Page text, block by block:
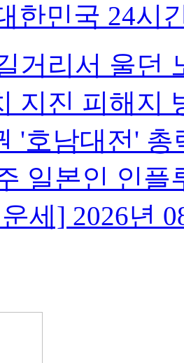
한민국 24시
거리서 울던
지진 피해지
'호남대전' 총
일본인 인플
세] 2026년